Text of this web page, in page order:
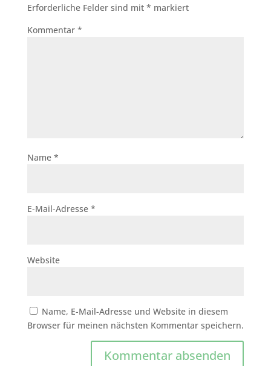
Erforderliche Felder sind mit * markiert
Kommentar *
Name *
E-Mail-Adresse *
Website
Name, E-Mail-Adresse und Website in diesem
Browser für meinen nächsten Kommentar speichern.